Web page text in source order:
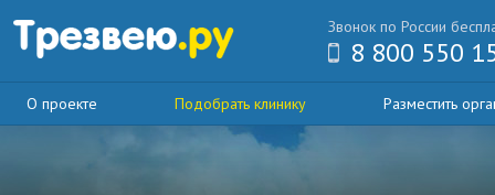
Звонок по России
8 800 550
О проекте Подобрать клинику Разместить